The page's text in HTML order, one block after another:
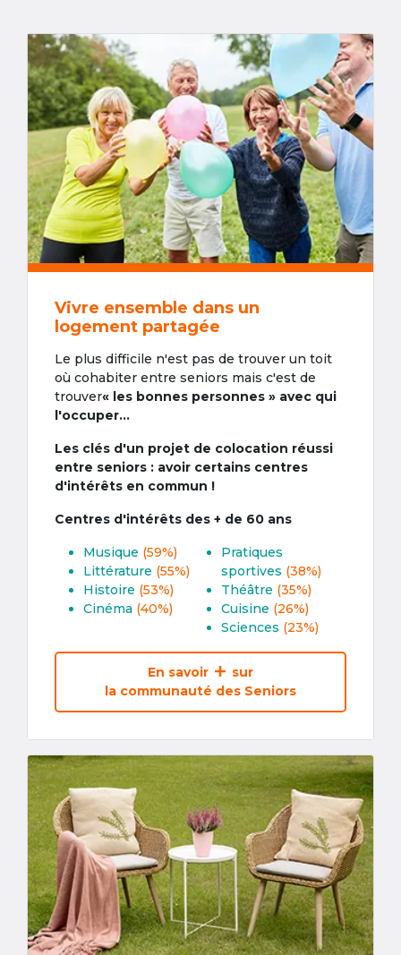
Vivre ensemble dans un
logement partagée
Le plus difficile n'est pas de trouver un toit
où cohabiter entre seniors mais c'est de
trouver« les bonnes personnes » avec qui
l'occuper...
Les clés d'un projet de colocation réussi
entre seniors : avoir certains centres
d'intérêts en commun !
Centres d'intérêts des + de 60 ans
Musique (59%)
Littérature (55%)
Histoire (53%)
Cinéma (40%)
Pratiques
sportives (38%)
Théâtre (35%)
Cuisine (26%)
Sciences (23%)
En savoir
sur
la communauté des Seniors